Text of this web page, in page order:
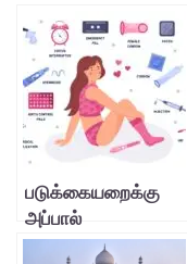
படுக்கையறைக்கு
அப்பால்